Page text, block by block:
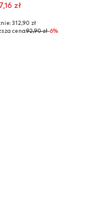
zł
XS, S
312,90 zł
cena:92,90 zł-6%